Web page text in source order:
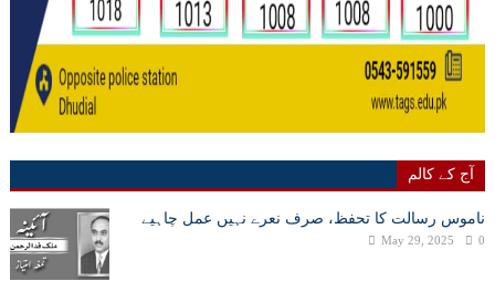
آج کے کالم
ناموس رسالت کا تحفظ، صرف نعرے نہیں عمل چاہیے
May 29, 2025 0